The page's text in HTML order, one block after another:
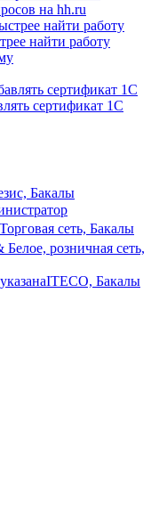
на hh.ru
найти работу
сертификат 1С
Бакалы
сеть, Бакалы
Белое, розничная сеть,
ITECO, Бакалы